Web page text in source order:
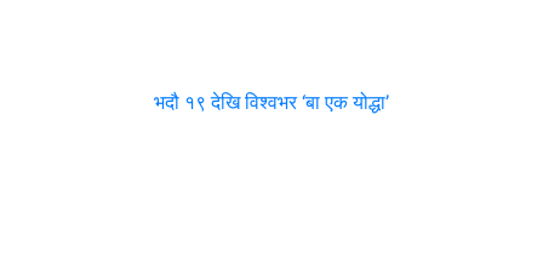
भदौ १९ देखि विश्वभर ‘बा एक योद्धा’